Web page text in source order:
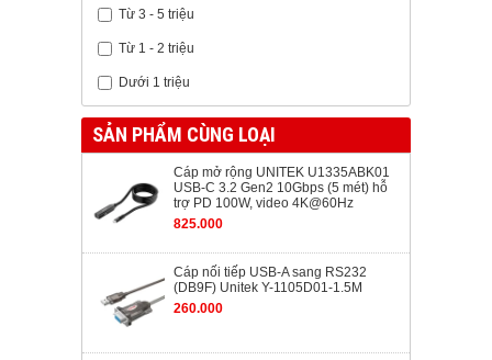
Từ 3 - 5 triệu
Từ 1 - 2 triệu
Dưới 1 triệu
SẢN PHẨM CÙNG LOẠI
Cáp mở rộng UNITEK U1335ABK01
USB-C 3.2 Gen2 10Gbps (5 mét) hỗ
trợ PD 100W, video 4K@60Hz
825.000
Cáp nối tiếp USB-A sang RS232
(DB9F) Unitek Y-1105D01-1.5M
260.000